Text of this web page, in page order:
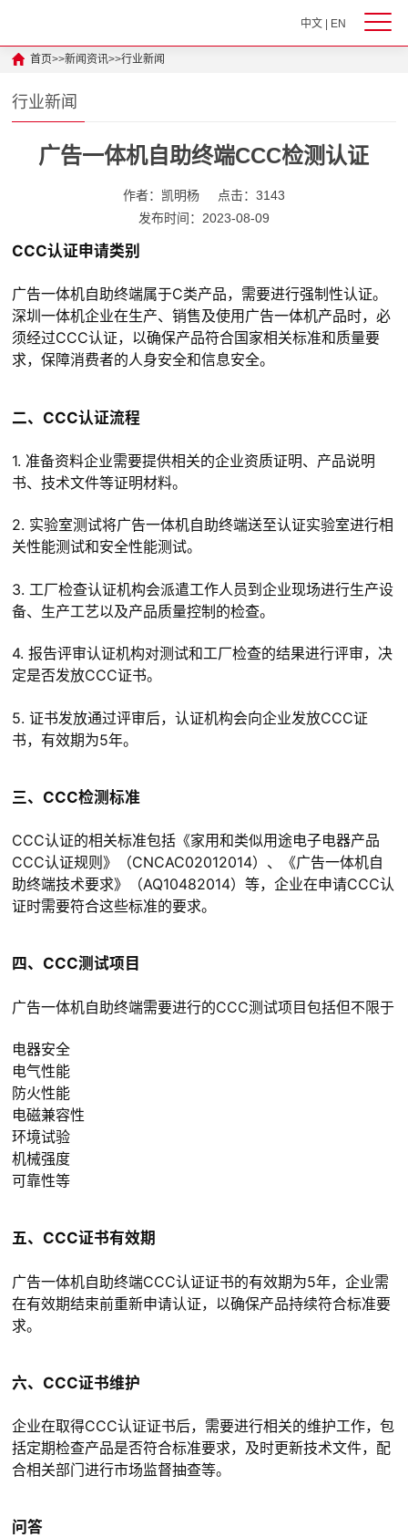
中文| EN
首页>>新闻资讯>>行业新闻
行业新闻
广告一体机自助终端CCC检测认证
作者：凯明杨
点击：3143
发布时间：2023-08-09
CCC认证申请类别
广告一体机自助终端属于C类产品，需要进行强制性认证。
深圳一体机企业在生产、销售及使用广告一体机产品时，必
须经过CCC认证，以确保产品符合国家相关标准和质量要
求，保障消费者的人身安全和信息安全。
二、CCC认证流程
1. 准备资料企业需要提供相关的企业资质证明、产品说明
书、技术文件等证明材料。
2. 实验室测试将广告一体机自助终端送至认证实验室进行相
关性能测试和安全性能测试。
3. 工厂检查认证机构会派遣工作人员到企业现场进行生产设
备、生产工艺以及产品质量控制的检查。
4. 报告评审认证机构对测试和工厂检查的结果进行评审，决
定是否发放CCC证书。
5. 证书发放通过评审后，认证机构会向企业发放CCC证
书，有效期为5年。
三、CCC检测标准
CCC认证的相关标准包括《家用和类似用途电子电器产品
CCC认证规则》（CNCAC02012014）、《广告一体机自
助终端技术要求》（AQ10482014）等，企业在申请CCC认
证时需要符合这些标准的要求。
四、CCC测试项目
广告一体机自助终端需要进行的CCC测试项目包括但不限于
电器安全
电气性能
防火性能
电磁兼容性
环境试验
机械强度
可靠性等
五、CCC证书有效期
广告一体机自助终端CCC认证证书的有效期为5年，企业需
在有效期结束前重新申请认证，以确保产品持续符合标准要
求。
六、CCC证书维护
企业在取得CCC认证证书后，需要进行相关的维护工作，包
括定期检查产品是否符合标准要求，及时更新技术文件，配
合相关部门进行市场监督抽查等。
问答